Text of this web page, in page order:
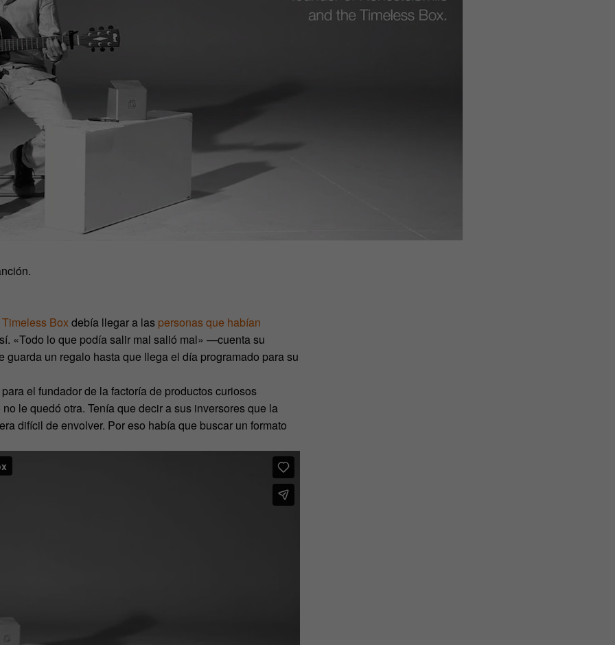
Timeless Box debía llegar a las personas que habían
«Todo lo que podía salir mal salió mal» —cuenta su
un regalo hasta que llega el día programado para su
el fundador de la factoría de productos curiosos
le quedó otra. Tenía que decir a sus inversores que la
difícil de envolver. Por eso había que buscar un formato